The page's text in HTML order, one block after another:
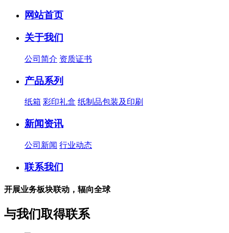
网站首页
关于我们
公司简介 资质证书
产品系列
纸箱 彩印礼盒 纸制品包装及印刷
新闻资讯
公司新闻 行业动态
联系我们
开展业务板块联动，辐向全球
与我们取得联系